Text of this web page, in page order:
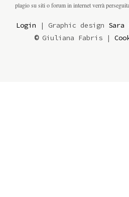
plagio su siti o forum in internet verrà
Login | Graphic design
© Giuliana Fabris |